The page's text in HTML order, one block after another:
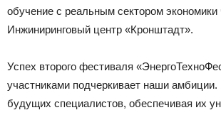
обучение с реальным сектором экономики
Инжиниринговый центр «Кронштадт».
Успех второго фестиваля
участниками подчеркивает наши
будущих специалистов, обеспечивая их